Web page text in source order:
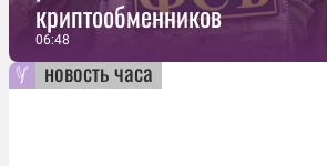
криптообменников
06:48
новость часа